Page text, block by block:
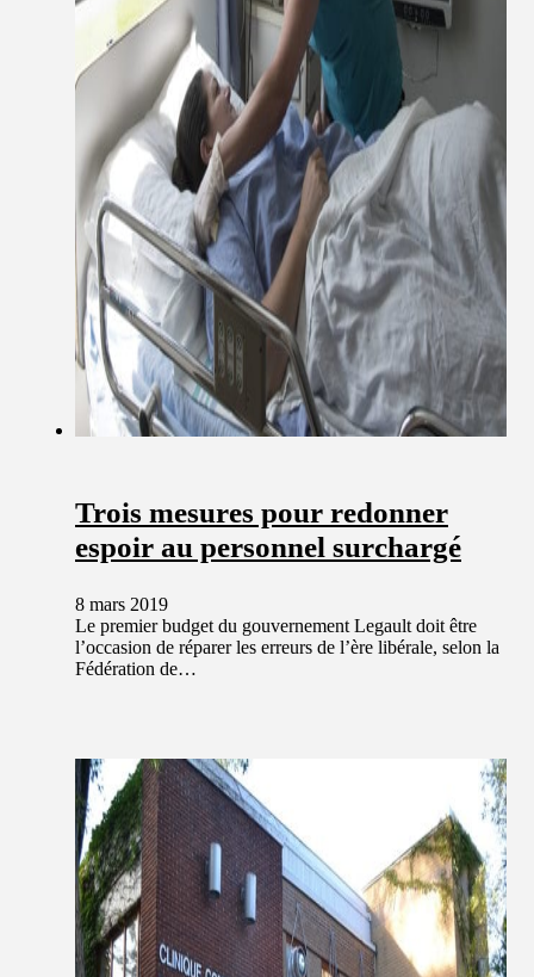
Trois mesures pour redonner
espoir au personnel surchargé
8 mars 2019
Le premier budget du gouvernement Legault doit être
l’occasion de réparer les erreurs de l’ère libérale, selon la
Fédération de…